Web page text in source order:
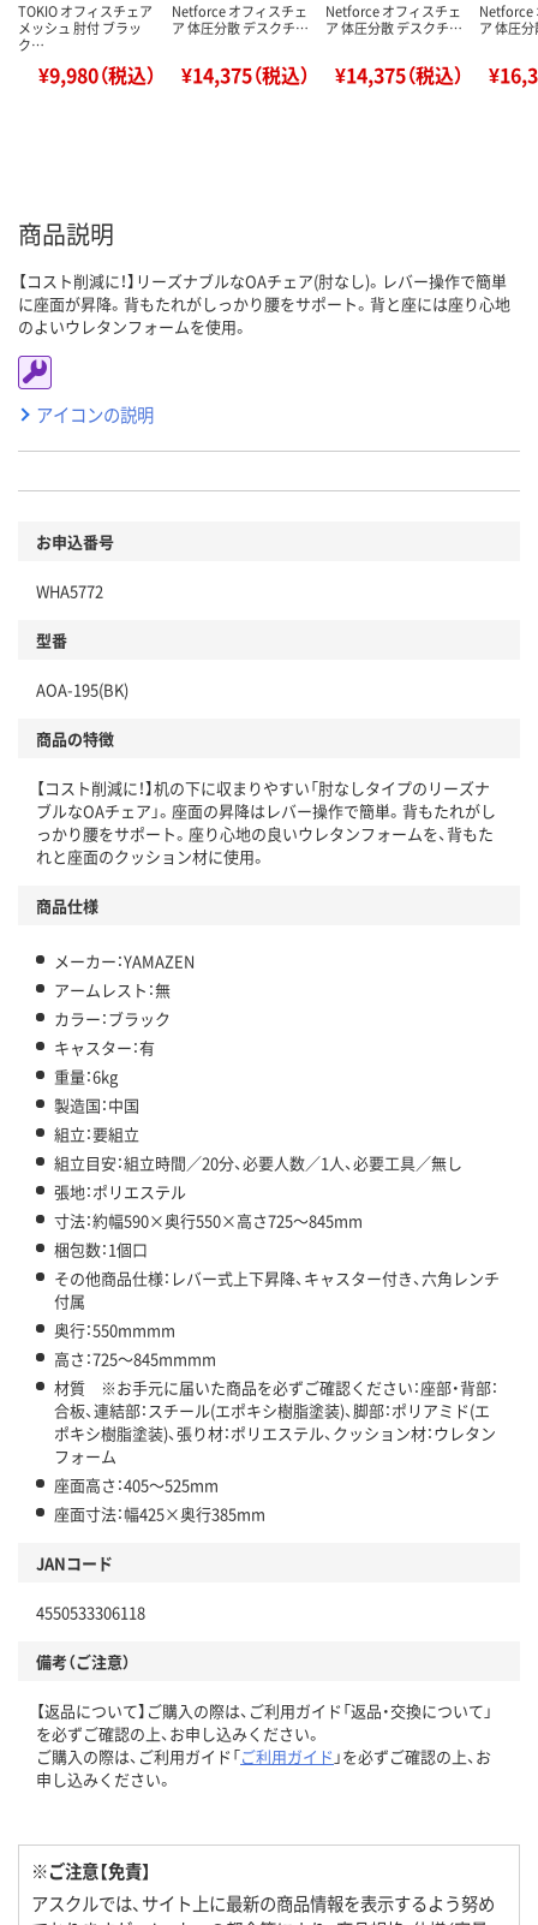
TOKIO オフィスチェア
メッシュ 肘付 ブラッ
ク…
¥9,980（税込）
Netforce オフィスチェ
ア 体圧分散 デスクチ…
¥14,375（税込）
Netforce オフィスチェ
ア 体圧分散 デスクチ…
¥14,375（税込）
Netforce
ア 体圧
商品説明
【コスト削減に！】リーズナブルなOAチェア(肘なし)。レバー操作で簡単
に座面が昇降。背もたれがしっかり腰をサポート。背と座には座り心地
のよいウレタンフォームを使用。
アイコンの説明
お申込番号
WHA5772
型番
AOA-195(BK)
商品の特徴
【コスト削減に！】机の下に収まりやすい「肘なしタイプのリーズナ
ブルなOAチェア」。座面の昇降はレバー操作で簡単。背もたれがし
っかり腰をサポート。座り心地の良いウレタンフォームを、背もた
れと座面のクッション材に使用。
商品仕様
メーカー：YAMAZEN
アームレスト：無
カラー：ブラック
キャスター：有
重量：6kg
製造国：中国
組立：要組立
組立目安：組立時間／20分、必要人数／1人、必要工具／無し
張地：ポリエステル
寸法：約幅590×奥行550×高さ725～845mm
梱包数：1個口
その他商品仕様：レバー式上下昇降、キャスター付き、六角レンチ
付属
奥行：550mmmm
高さ：725～845mmmm
材質 ※お手元に届いた商品を必ずご確認ください：座部・背部：
合板、連結部：スチール(エポキシ樹脂塗装)、脚部：ポリアミド(エ
ポキシ樹脂塗装)、張り材：ポリエステル、クッション材：ウレタン
フォーム
座面高さ：405～525mm
座面寸法：幅425×奥行385mm
JANコード
4550533306118
備考（ご注意）
【返品について】ご購入の際は、ご利用ガイド「返品・交換について」
を必ずご確認の上、お申し込みください。
ご購入の際は、ご利用ガイド「ご利用ガイド 」を必ずご確認の上、お
申し込みください。
※ご注意【免責】
アスクルでは、サイト上に最新の商品情報を表示するよう努め